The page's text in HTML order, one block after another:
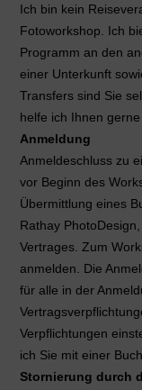
Ich bin kein
Fotoworkshop. Ich
Programm an den
einer Unterkunft
Transfers sind Sie
helfe ich Ihnen
Anmeldung
Anmeldeschluss zu
vor Beginn des
Übermittlung eines
Rathay
Vertrages. Zum
anmelden. Die
für alle in der
Verpflichtungen
ich Sie mit einer
Stornierung durch